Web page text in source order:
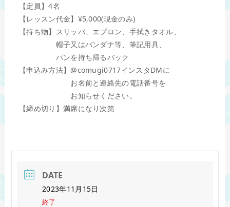
【定員】4名
【レッスン代金】¥5,000(現金のみ)
【持ち物】スリッパ、エプロン、手拭きタオル、
帽子又はバンダナ等、筆記用具、
パンを持ち帰るバック
【申込み方法】 @comugi0717インスタDMに
お名前と連絡先の電話番号を
お知らせください。
【締め切り】満席になり次第
DATE
2023年11月15日
終了